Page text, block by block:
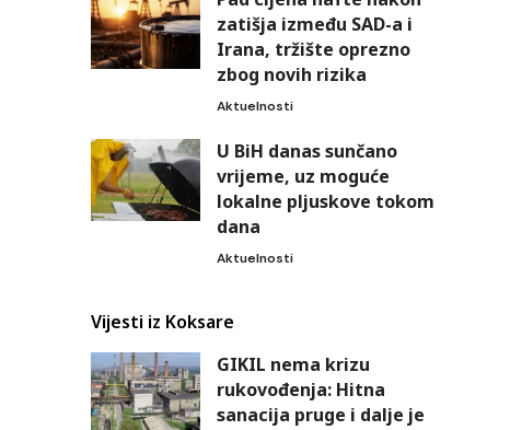
zatišja između SAD-a i
Irana, tržište oprezno
zbog novih rizika
Aktuelnosti
U BiH danas sunčano
vrijeme, uz moguće
lokalne pljuskove tokom
dana
Aktuelnosti
Vijesti iz Koksare
GIKIL nema krizu
rukovođenja: Hitna
sanacija pruge i dalje je